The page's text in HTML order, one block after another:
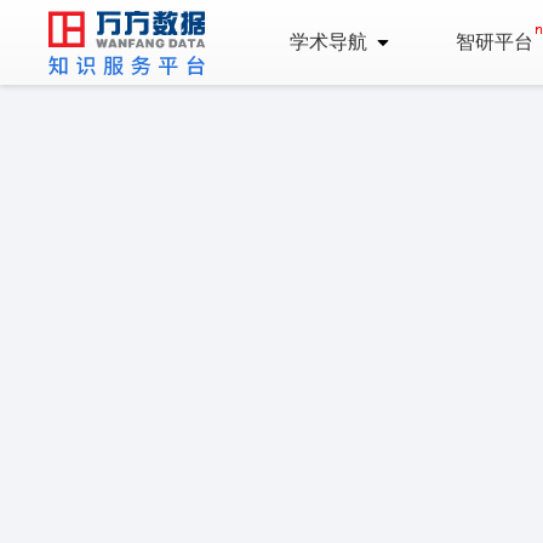
学术导航 智研平台